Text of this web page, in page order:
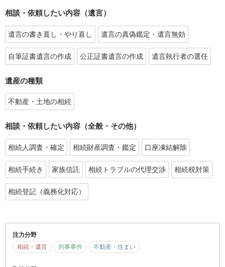
相談・依頼したい内容（遺言）
遺言の書き直し・やり直し 遺言の真偽鑑定・遺言無効
自筆証書遺言の作成 公正証書遺言の作成 遺言執行者の選任
遺産の種類
不動産・土地の相続
相談・依頼したい内容（全般・その他）
相続人調査・確定 相続財産調査・鑑定 口座凍結解除
相続手続き 家族信託 相続トラブルの代理交渉 相続税対策
相続登記（義務化対応）
注力分野
相続・遺言
刑事事件 不動産・住まい